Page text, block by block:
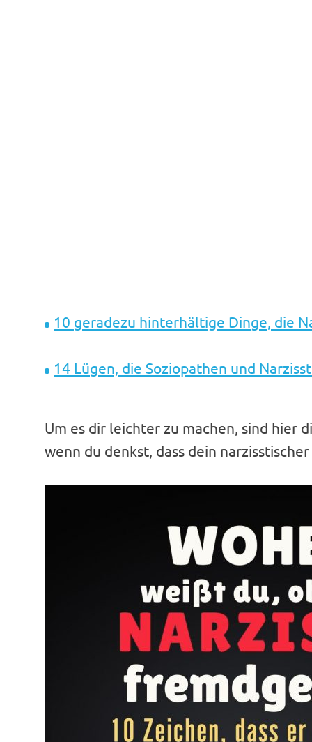
10 geradezu hinterhältige Dinge, die
14 Lügen, die Soziopathen und
Um es dir leichter zu machen, sind hier
wenn du denkst, dass dein